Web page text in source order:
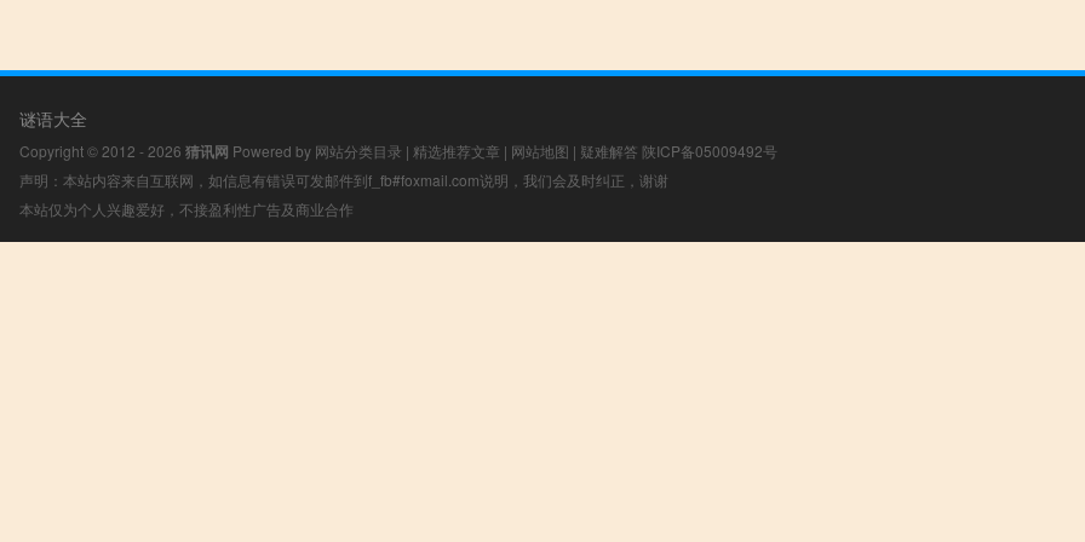
谜语大全
Copyright © 2012 - 2026 猜讯网 Powered by 网站分类目录 | 精选推荐文章 | 网站地图 | 疑难解答 陕ICP备05009492号
声明：本站内容来自互联网，如信息有错误可发邮件到f_fb#foxmail.com说明，我们会及时纠正，谢谢
本站仅为个人兴趣爱好，不接盈利性广告及商业合作